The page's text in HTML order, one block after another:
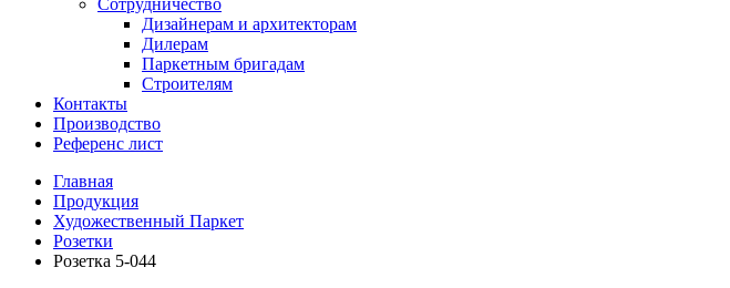
Сотрудничество
Дизайнерам и архитекторам
Дилерам
Паркетным бригадам
Строителям
Контакты
Производство
Референс лист
Главная
Продукция
Художественный Паркет
Розетки
Розетка 5-044